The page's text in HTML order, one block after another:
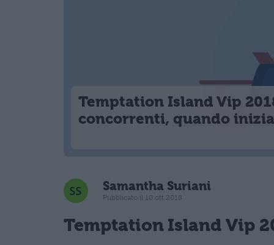
Temptation Island Vip
concorrenti, quando inizia
Samantha Suriani
Pubblicato il 10 ott 2018
Temptation Island Vip